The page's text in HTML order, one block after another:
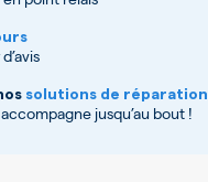
solutions de réparation
jusqu’au bout !